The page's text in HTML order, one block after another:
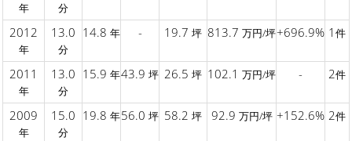
年 分
2012
年
13.0
分
14.8 年 - 19.7 坪 813.7 万円/坪+696.9% 1 件
2011
年
13.0
分
15.9 年43.9 坪 26.5 坪 102.1 万円/坪 - 2件
2009
年
15.0
分
19.8 年56.0 坪 58.2 坪 92.9 万円/坪 +152.6% 2件